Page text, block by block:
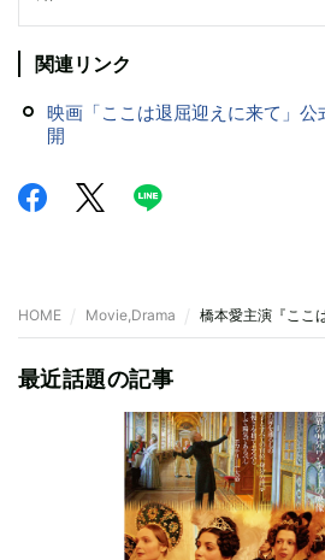
関連リンク
映画「ここは退屈迎えに来て」
開
HOME Movie,Drama 橋本愛主演『ここ
最近話題の記事